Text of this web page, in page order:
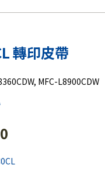
轉印皮帶
MFC-L8900CDW